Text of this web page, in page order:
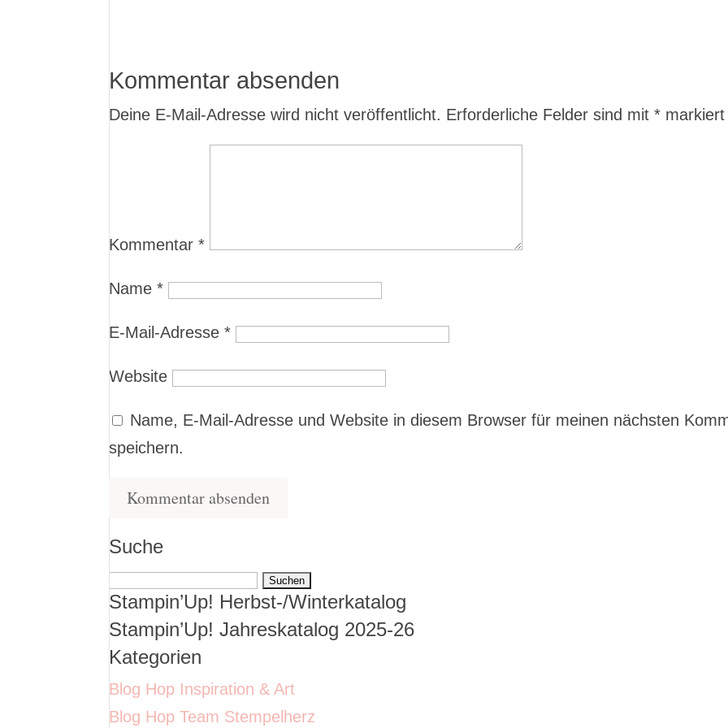
Kommentar absenden
Deine E-Mail-Adresse wird nicht veröffentlicht. Erforderliche Felder sind mit* markiert
Kommentar*
Name*
E-Mail-Adresse*
Website
Name, E-Mail-Adresse und Website in diesem Browser für meinen nächsten
speichern.
Suche
Suchen
nach:
Stampin’Up! Herbst-/Winterkatalog
Stampin’Up! Jahreskatalog 2025-26
Kategorien
Blog Hop Inspiration & Art
Blog Hop Team Stempelherz